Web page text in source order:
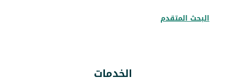
البحث المتقدم
الخدمات